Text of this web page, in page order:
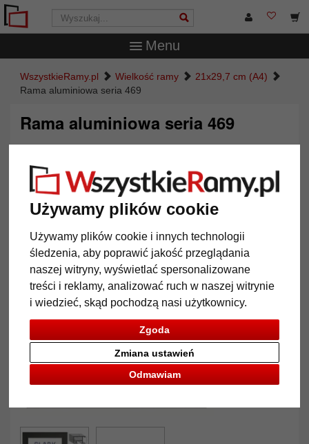
Używamy plików cookie
Używamy plików cookie i innych technologii
śledzenia, aby poprawić jakość przeglądania
naszej witryny, wyświetlać spersonalizowane
treści i reklamy, analizować ruch w naszej witrynie
i wiedzieć, skąd pochodzą nasi użytkownicy.
Zgoda
Odmawiam
Zmiana ustawień
Menu
WszystkieRamy.pl Wielkość ramy
21x29,7 cm (A4)
Rama aluminiowa seria 469
Rama aluminiowa seria 469
Powrót